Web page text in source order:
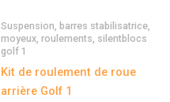
Suspension, barres stabilisatrice,
moyeux, roulements, silentblocs
golf 1
Kit de roulement de roue
arrière Golf 1